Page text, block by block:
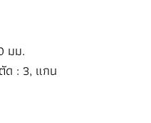
มม.
ด : 3, แกน